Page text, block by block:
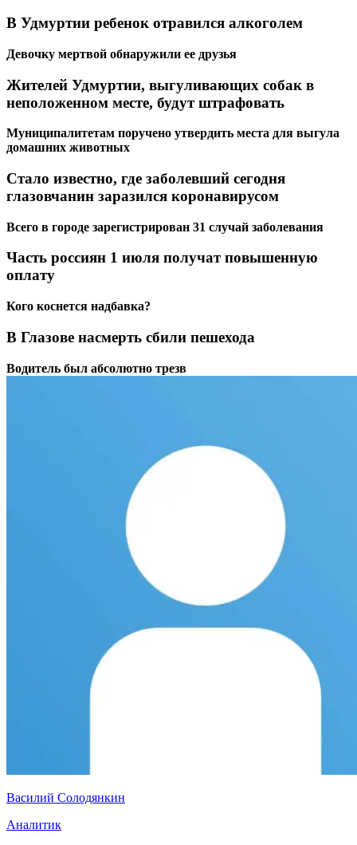
В Удмуртии ребенок отравился алкоголем
Девочку мертвой обнаружили ее друзья
Жителей Удмуртии, выгуливающих собак в
неположенном месте, будут штрафовать
Муниципалитетам поручено утвердить места для выгула
домашних животных
Стало известно, где заболевший сегодня
глазовчанин заразился коронавирусом
Всего в городе зарегистрирован 31 случай заболевания
Часть россиян 1 июля получат повышенную
оплату
Кого коснется надбавка?
В Глазове насмерть сбили пешехода
Водитель был абсолютно трезв
Василий Солодянкин
Аналитик